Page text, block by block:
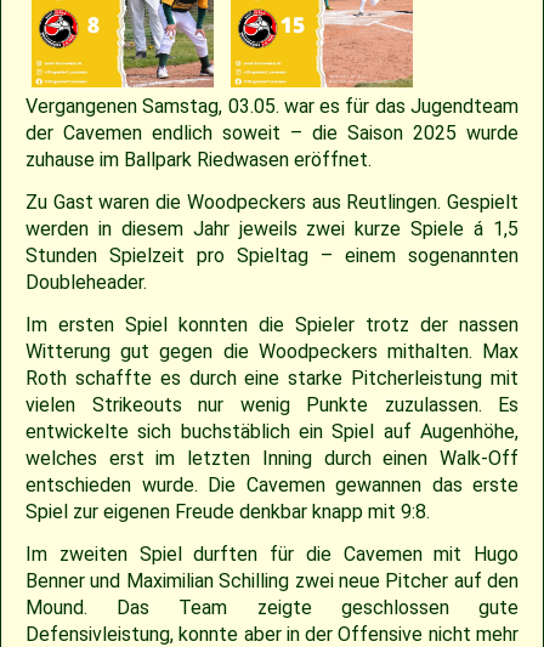
Vergangenen Samstag, 03.05. war es für das Jugendteam
der Cavemen endlich soweit – die Saison 2025 wurde
zuhause im Ballpark Riedwasen eröffnet.
Zu Gast waren die Woodpeckers aus Reutlingen. Gespielt
werden in diesem Jahr jeweils zwei kurze Spiele á 1,5
Stunden Spielzeit pro Spieltag – einem sogenannten
Doubleheader.
Im ersten Spiel konnten die Spieler trotz der nassen
Witterung gut gegen die Woodpeckers mithalten. Max
Roth schaffte es durch eine starke Pitcherleistung mit
vielen Strikeouts nur wenig Punkte zuzulassen. Es
entwickelte sich buchstäblich ein Spiel auf Augenhöhe,
welches erst im letzten Inning durch einen Walk-Off
entschieden wurde. Die Cavemen gewannen das erste
Spiel zur eigenen Freude denkbar knapp mit 9:8.
Im zweiten Spiel durften für die Cavemen mit Hugo
Benner und Maximilian Schilling zwei neue Pitcher auf den
Mound. Das Team zeigte geschlossen gute
Defensivleistung, konnte aber in der Offensive nicht mehr
2018
2017
2016
2015
2014
2013
2012
2011
2009
22.04.2023 – Cavemen 2 vs Ulm Falcons
30.04.2022 – Softballspieltag 30.05.2019 – Jugendspiel in Ravensburg
11.05.2019 – Jugendspiel in Reutlingen
05.05.2019 – Landesligaspiel gegen die Ladenburg Romans
01.05.2019 – Pokalspiel gegen Ellwangen
27.04.2019 – Jugendspiel in Gammertingen
14.06.2017 – Pfingstturnier Steinheim 2017
25.05.2017 – Jugendspiel gegen Herrenberg
21.05.2017 – Spiel gegen Neuenburg
13.05.2017 – Jugendspiel in Herrenberg
06.05.2017 – Jugendspiel in Sindelfingen
08.04.2017 – Pokalauftakt gegen die Freiburg Knights
04.03.2017 – Jugendausflug Sensapolis
03.03.2017 – Jahreshauptversammlung
26./27.05.2012 – 25. Pfingstturnier in Steinheim
29.04.2012 – Landesliga Bretten Kangaroos vs. Cavemen
15.04.2012 – Jugend Cavemen vs. Gammertingen
03.07.2011 – Softball-Landesligaspiel Cavemen vs. Nagold Mohawks
11./12.06.2011 – Jubiläumsturnier 25 Jahre Red Phantoms Steinheim
01.05.2011 – Landesligaspiel Cavemen vs. Bad Mergentheim Warriors
10.04.2011 – Pokelspiel Cavemen vs. Karlsruhe Cougars
Sponsoring
Saison 2019
Saison 2018
Saison 2017
Saison 2016
Saison 2015
Saison 2014
Saison 2013
Saison 2012
Saison 2010
Jugend Landesliga I 2025
Slowpitch Softball RNL 2025
Spielberichte 2025
Cavemen-News 2025
Jugend Landesliga III 2024
Slowpitch Softball RNL 2024
Spielberichte 2024
Cavemen-News 2024
Jugend Landesliga III 2023
Spielberichte 2023
Cavemen-News 2023
Spielberichte 2022
Cavemen-News 2022
Cavemen-News 2013
Spielberichte 2012
Cavemen-News 2012